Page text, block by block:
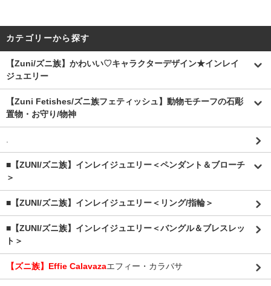
カテゴリーから探す
【Zuni/ズニ族】かわいい♡キャラクターデザイン★インレイ
ジュエリー
【Zuni Fetishes/ズニ族フェティッシュ】動物モチーフの石彫
置物・お守り/物神
.
■【ZUNI/ズニ族】インレイジュエリー＜ペンダント＆ブローチ
＞
■【ZUNI/ズニ族】インレイジュエリー＜リング/指輪＞
■【ZUNI/ズニ族】インレイジュエリー＜バングル＆ブレスレッ
ト＞
【ズニ族】Effie Calavazaエフィー・カラバサ